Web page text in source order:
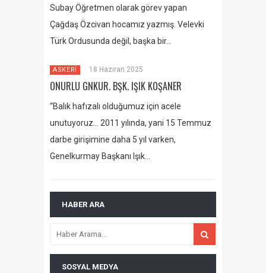
Subay Öğretmen olarak görev yapan
Çağdaş Özcivan hocamız yazmış. Velevki
Türk Ordusunda değil, başka bir…
ASKERİ 18 Haziran 2025
ONURLU GNKUR. BŞK. IŞIK KOŞANER
“Balık hafızalı olduğumuz için acele
unutuyoruz… 2011 yılında, yani 15 Temmuz
darbe girişimine daha 5 yıl varken,
Genelkurmay Başkanı Işık…
HABER ARA
SOSYAL MEDYA